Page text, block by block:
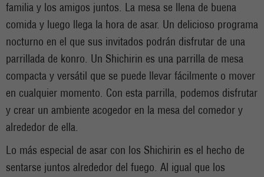
familia y los amigos juntos. La mesa se llena de buena
comida y luego llega la hora de asar. Un delicioso programa
nocturno en el que sus invitados podrán disfrutar de una
parrillada de konro. Un Shichirin es una parrilla de mesa
compacta y versátil que se puede llevar fácilmente o mover
en cualquier momento. Con esta parrilla, podemos disfrutar
y crear un ambiente acogedor en la mesa del comedor y
alrededor de ella.
Lo más especial de asar con los Shichirin es el hecho de
sentarse juntos alrededor del fuego. Al igual que los